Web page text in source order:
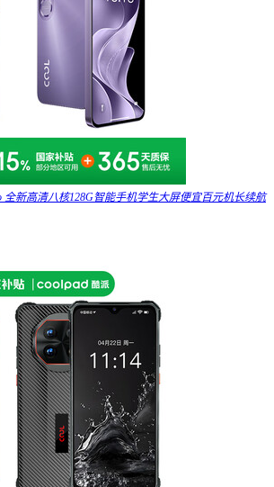
全新高清八核128G智能手机学生大屏便宜百元机长续航